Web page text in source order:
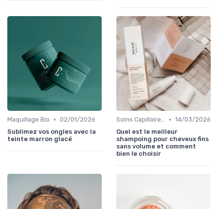
Maquillage Bio • 02/01/2026
Sublimez vos ongles avec la
teinte marron glacé
Soins Capillaires Bio • 14/03/2026
Quel est le meilleur
shampoing pour cheveux fins
sans volume et comment
bien le choisir